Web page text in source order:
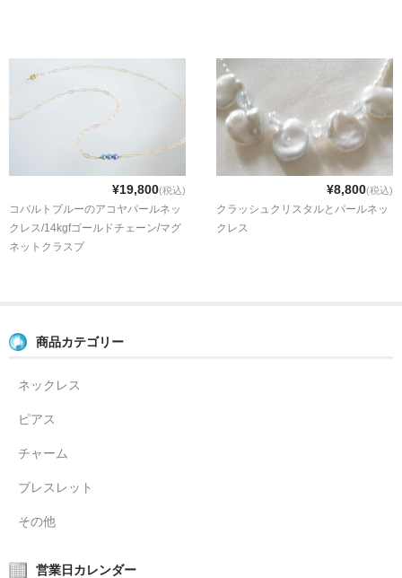
¥19,800(税込)
コバルトブルーのアコヤパールネッ
クレス/14kgfゴールドチェーン/マグ
ネットクラスプ
¥8,800(税込)
クラッシュクリスタルとパールネッ
クレス
商品カテゴリー
ネックレス
ピアス
チャーム
ブレスレット
その他
営業日カレンダー